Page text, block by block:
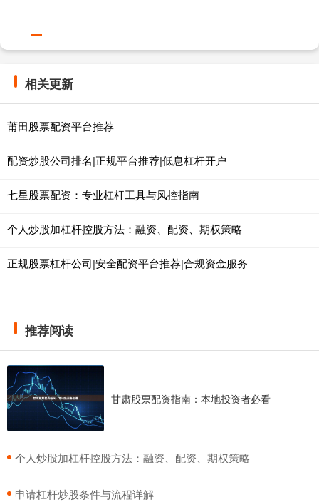
相关更新
莆田股票配资平台推荐
配资炒股公司排名|正规平台推荐|低息杠杆开户
七星股票配资：专业杠杆工具与风控指南
个人炒股加杠杆控股方法：融资、配资、期权策略
正规股票杠杆公司|安全配资平台推荐|合规资金服务
推荐阅读
甘肃股票配资指南：本地投资者必看
​个人炒股加杠杆控股方法：融资、配资、期权策略
​申请杠杆炒股条件与流程详解